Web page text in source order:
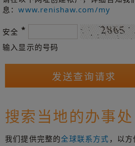
息：www.renishaw.com/my
安全 *
输入显示的号码
搜索当地的办事处
我们提供完整的全球联系方式 ，以